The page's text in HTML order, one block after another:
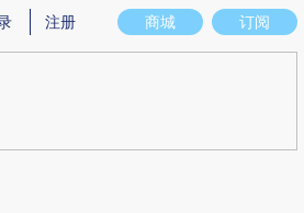
意图存在偏差。不代表财新观点和立场。推荐
商城 订阅
注册